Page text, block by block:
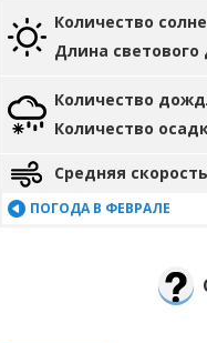
Количество
Длина светового
Количество
Количество
Средняя
ПОГОДА В ФЕВРАЛЕ